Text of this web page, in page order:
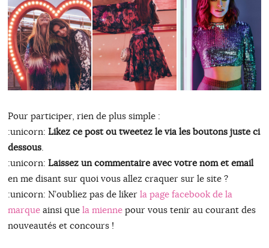
Pour participer, rien de plus simple :
:unicorn: Likez ce post ou tweetez le via les boutons juste ci
dessous.
:unicorn: Laissez un commentaire avec votre nom et email
en me disant sur quoi vous allez craquer sur le site ?
:unicorn: N’oubliez pas de liker la page facebook de la
marqueainsi que la miennepour vous tenir au courant des
nouveautés et concours !